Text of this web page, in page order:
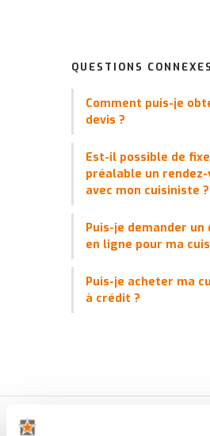
QUESTIONS CONNEXES
Comment puis-je
devis ?
Est-il possible de
préalable un rendez-
avec mon cuisiniste ?
Puis-je demander un
en ligne pour ma
Puis-je acheter ma
à crédit ?